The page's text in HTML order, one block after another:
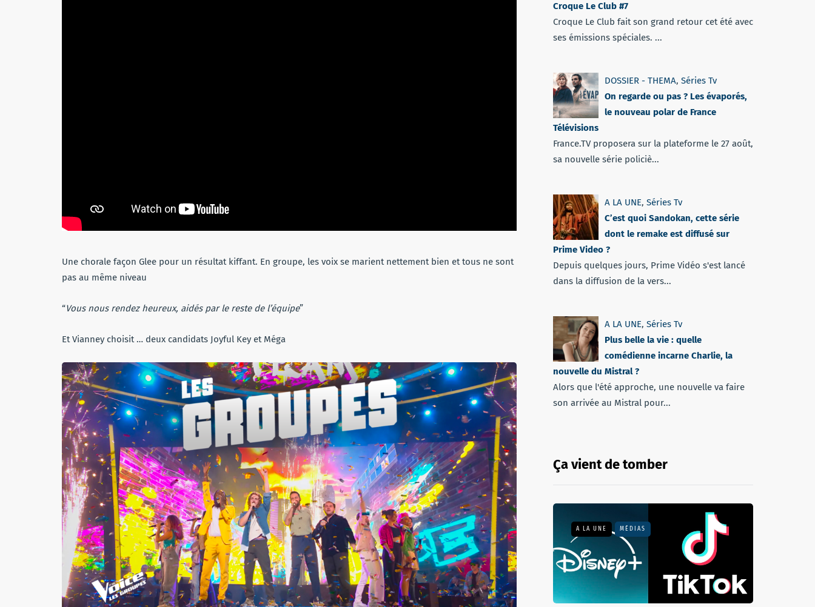
Une chorale façon Glee pour un résultat kiffant. En groupe, les voix se marient nettement bien et tous ne sont
pas au même niveau
“Vous nous rendez heureux, aidés par le reste de l’équipe”
Et Vianney choisit … deux candidats Joyful Key et Méga
Croque Le Club #7
Croque Le Club fait son grand retour cet été avec
ses émissions spéciales. ...
DOSSIER - THEMA, Séries Tv
On regarde ou pas ? Les évaporés,
le nouveau polar de France
Télévisions
France.TV proposera sur la plateforme le 27 août,
sa nouvelle série policiè...
A LA UNE, Séries Tv
C’est quoi Sandokan, cette série
dont le remake est diffusé sur
Prime Video ?
Depuis quelques jours, Prime Vidéo s'est lancé
dans la diffusion de la vers...
A LA UNE, Séries Tv
Plus belle la vie : quelle
comédienne incarne Charlie, la
nouvelle du Mistral ?
Alors que l'été approche, une nouvelle va faire
son arrivée au Mistral pour...
Ça vient de tomber
A LA UNE MÉDIAS